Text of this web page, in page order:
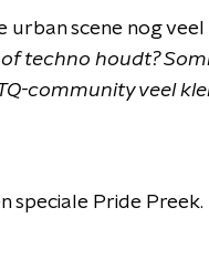
scene nog veel
techno houdt?
community veel
speciale Pride